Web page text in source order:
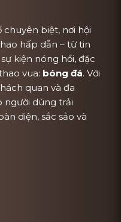
chuyên biệt, nơi hội
hấp dẫn – từ tin
kiện nóng hổi, đặc
vua: bóng đá. Với
quan và đa
người dùng trải
diện, sắc sảo và